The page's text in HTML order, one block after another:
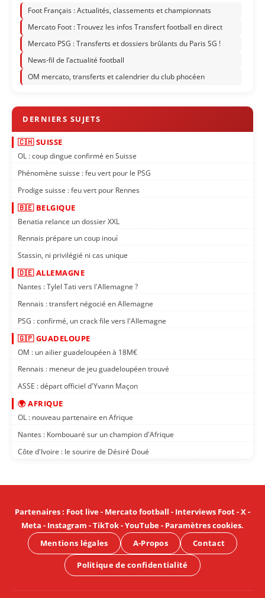
Foot Français : Actualités, classements et championnats
Mercato Foot : Trouvez les infos Transfert football en direct
Mercato PSG : Transferts et dossiers brûlants du Paris SG !
News-fil de l’actualité football
OM mercato, transferts et calendrier du club phocéen
🇨🇭 SUISSE
OL : coup dingue confirmé en Suisse
Phénomène suisse : feu vert pour le PSG
Prodige suisse : feu vert pour Rennes
🇧🇪 BELGIQUE
Benatia relance un dossier XXL
Rennais prépare un coup inouï
Stassin, ni privilégié ni cas unique
🇩🇪 ALLEMAGNE
Nantes : Tylel Tati vers l'Allemagne ?
Rennais : transfert négocié en Allemagne
PSG : confirmé, un crack file vers l'Allemagne
🇬🇵 GUADELOUPE
OM : un ailier guadeloupéen à 18M€
Rennais : meneur de jeu guadeloupéen trouvé
ASSE : départ officiel d'Yvann Maçon
🌍 AFRIQUE
OL : nouveau partenaire en Afrique
Nantes : Kombouaré sur un champion d'Afrique
Côte d'Ivoire : le sourire de Désiré Doué
Partenaires: Foot live- Mercato football - Interviews Foot-X-
Meta - Instagram -TikTok-YouTube- Paramètres cookies.
Mentions légales
A-Propos Contact
Politique de confidentialité